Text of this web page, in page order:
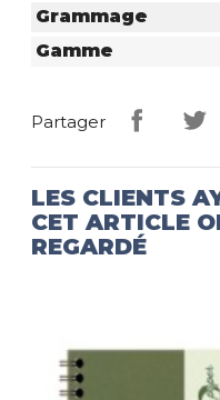
Grammage
Gamme
Partager
LES CLIENTS
CET ARTICLE
REGARDÉ